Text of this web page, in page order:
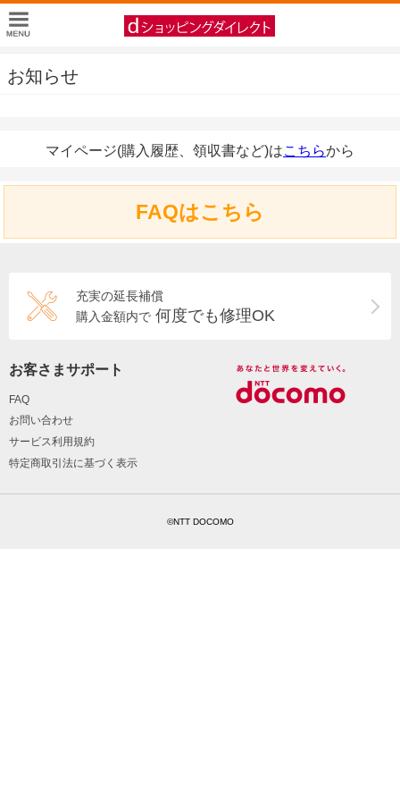
お知らせ
マイページ(購入履歴、領収書など)はこちらから
FAQはこちら
充実の延長補償
購入金額内で 何度でも修理OK
お客さまサポート
FAQ
お問い合わせ
サービス利用規約
特定商取引法に基づく表示
©NTT DOCOMO